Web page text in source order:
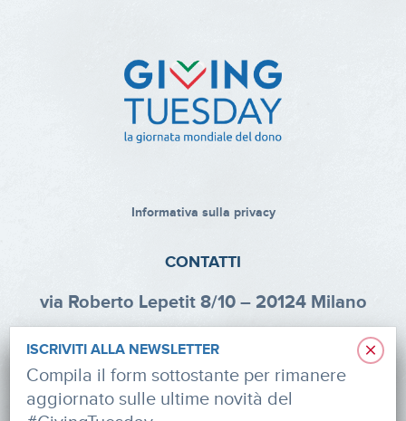
Informativa sulla privacy
CONTATTI
via Roberto Lepetit 8/10 – 20124 Milano
Tel: +39 02 47924880
CF: 91374340379
×
ISCRIVITI ALLA NEWSLETTER
Compila il form sottostante per rimanere
aggiornato sulle ultime novità del